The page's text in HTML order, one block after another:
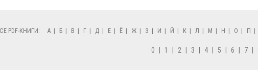
PDF-КНИГИ: А | Б | В | Г | Д | Е | Ё | Ж | З | И | Й | К | Л | М | Н | О | П |
0 1 2 3 4 5 6 7